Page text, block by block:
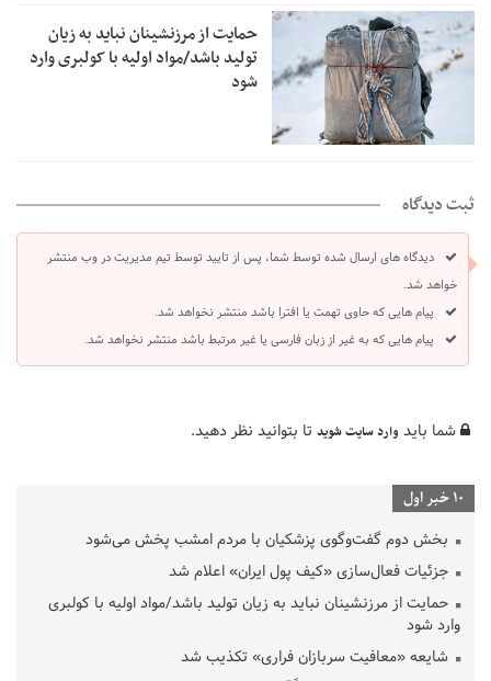
حمایت از مرزنشینان نباید به زیان
تولید باشد/مواد اولیه با کولبری وارد
شود
ثبت دیدگاه
دیدگاه های ارسال شده توسط شما، پس از تایید توسط تیم مدیریت در وب منتشر
خواهد شد.
پیام هایی که حاوی تهمت یا افترا باشد منتشر نخواهد شد.
پیام هایی که به غیر از زبان فارسی یا غیر مرتبط باشد منتشر نخواهد شد.
شما باید وارد سایت شوید تا بتوانید نظر دهید.
10 خبر اول
بخش دوم گفت‌وگوی پزشکیان با مردم امشب پخش می‌شود
جزئیات فعال‌سازی «کیف پول ایران» اعلام شد
حمایت از مرزنشینان نباید به زیان تولید باشد/مواد اولیه با کولبری
وارد شود
شایعه «معافیت سربازان فراری» تکذیب شد